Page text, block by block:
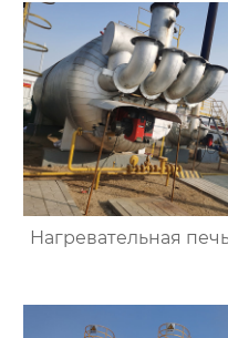
Нагревательная